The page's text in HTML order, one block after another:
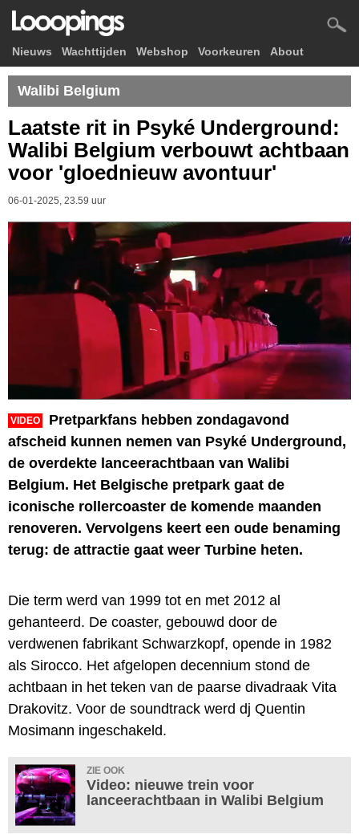
Nieuws Wachttijden Webshop Voorkeuren About
Walibi Belgium
Laatste rit in Psyké Underground:
Walibi Belgium verbouwt achtbaan
voor 'gloednieuw avontuur'
06-01-2025, 23.59 uur
VIDEO
Pretparkfans hebben zondagavond
afscheid kunnen nemen van Psyké Underground,
de overdekte lanceerachtbaan van Walibi
Belgium. Het Belgische pretpark gaat de
iconische rollercoaster de komende maanden
renoveren. Vervolgens keert een oude benaming
terug: de attractie gaat weer Turbine heten.
Die term werd van 1999 tot en met 2012 al
gehanteerd. De coaster, gebouwd door de
verdwenen fabrikant Schwarzkopf, opende in 1982
als Sirocco. Het afgelopen decennium stond de
achtbaan in het teken van de paarse divadraak Vita
Drakovitz. Voor de soundtrack werd dj Quentin
Mosimann ingeschakeld.
ZIE OOK
Video: nieuwe trein voor
lanceerachtbaan in Walibi Belgium